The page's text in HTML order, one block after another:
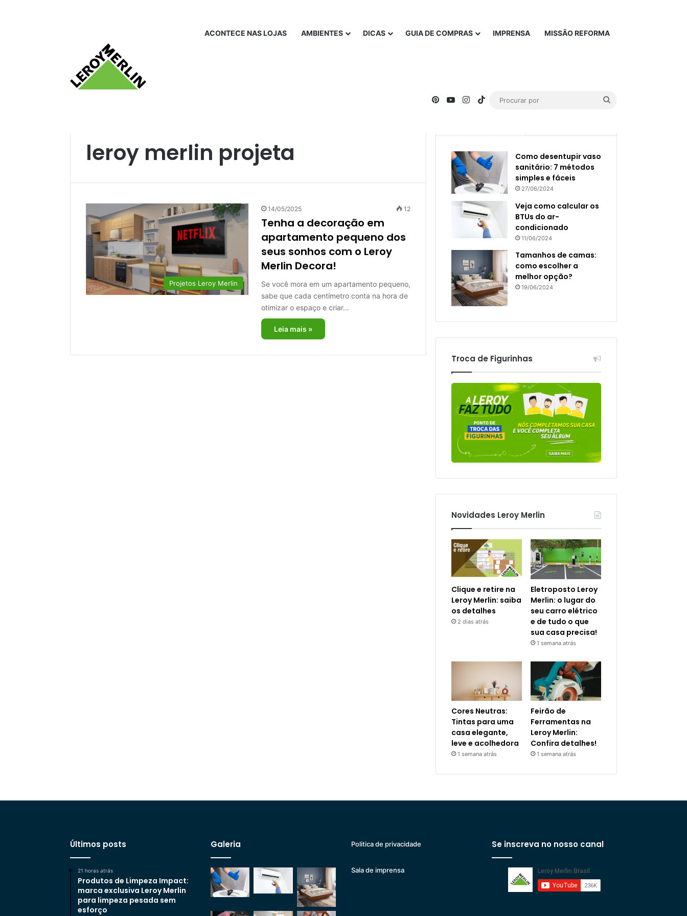
ACONTECE NAS LOJAS AMBIENTES DICAS GUIA DE COMPRAS IMPRENSA MISSÃO REFORMA
PinterestYouTubeInstagram
TikTok
leroy merlin projeta
Projetos Leroy Merlin
14/05/2025 12
Tenha a decoração em
apartamento pequeno dos
seus sonhos com o Leroy
Merlin Decora!
Se você mora em um apartamento pequeno,
sabe que cada centímetro conta na hora de
otimizar o espaço e criar…
Leia mais »
Como desentupir vaso
sanitário: 7 métodos
simples e fáceis
27/06/2024
Veja como calcular os
BTUs do ar-
condicionado
11/06/2024
Tamanhos de camas:
como escolher a
melhor opção?
19/06/2024
Troca de Figurinhas
Novidades Leroy Merlin
Clique e retire na
Leroy Merlin: saiba
os detalhes
2 dias atrás
Eletroposto Leroy
Merlin: o lugar do
seu carro elétrico
e de tudo o que
sua casa precisa!
1 semana atrás
Cores Neutras:
Tintas para uma
casa elegante,
leve e acolhedora
1 semana atrás
Feirão de
Ferramentas na
Leroy Merlin:
Confira detalhes!
1 semana atrás
Últimos posts
21 horas atrás
Produtos de Limpeza Impact:
marca exclusiva Leroy Merlin
para limpeza pesada sem
esforço
Galeria Politica de privacidade
Sala de imprensa
Se inscreva no nosso canal